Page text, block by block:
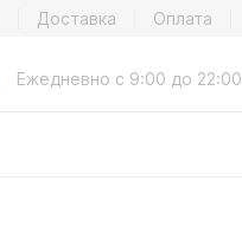
Доставка Оплата
Ежедневно с 9:00 до 22:00